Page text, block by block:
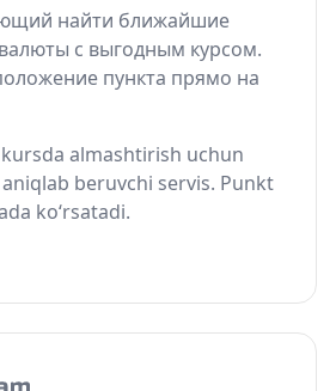
найти ближайшие
с выгодным курсом.
пункта прямо на
almashtirish uchun
beruvchi servis. Punkt
ko‘rsatadi.